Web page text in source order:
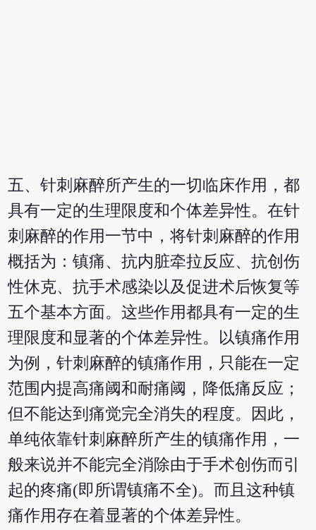
五、针刺麻醉所产生的一切临床作用，都
具有一定的生理限度和个体差异性。在针
刺麻醉的作用一节中，将针刺麻醉的作用
概括为：镇痛、抗内脏牵拉反应、抗创伤
性休克、抗手术感染以及促进术后恢复等
五个基本方面。这些作用都具有一定的生
理限度和显著的个体差异性。以镇痛作用
为例，针刺麻醉的镇痛作用，只能在一定
范围内提高痛阈和耐痛阈，降低痛反应；
但不能达到痛觉完全消失的程度。因此，
单纯依靠针刺麻醉所产生的镇痛作用，一
般来说并不能完全消除由于手术创伤而引
起的疼痛(即所谓镇痛不全)。而且这种镇
痛作用存在着显著的个体差异性。